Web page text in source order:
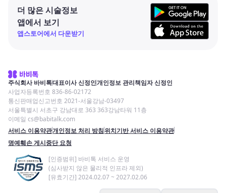
더 많은 시술정보
앱에서 보기
앱스토어에서 다운받기
주식회사 바비톡대표이사 신정인개인정보 관리책임자 신정인
사업자등록번호 836-86-02172
통신판매업신고번호 2021-서울강남-03497
서울특별시 서초구 강남대로 363 363강남타워 11층
이메일 cs@babitalk.com
서비스 이용약관개인정보 처리 방침위치기반 서비스 이용약관
명예훼손 게시중단 요청
[인증범위] 바비톡 서비스 운영
(심사받지 않은 물리적 인프라 제외)
[유효기간] 2024.02.07 ~ 2027.02.06